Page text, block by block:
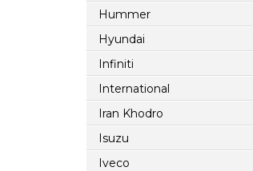
Hummer
Hyundai
Infiniti
International
Iran Khodro
Isuzu
Iveco